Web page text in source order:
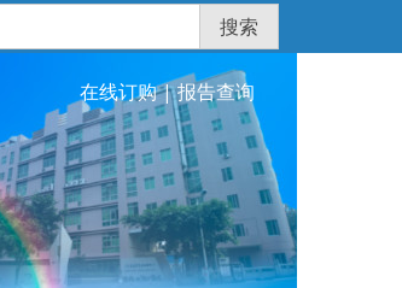
搜索
在线订购|报告查询